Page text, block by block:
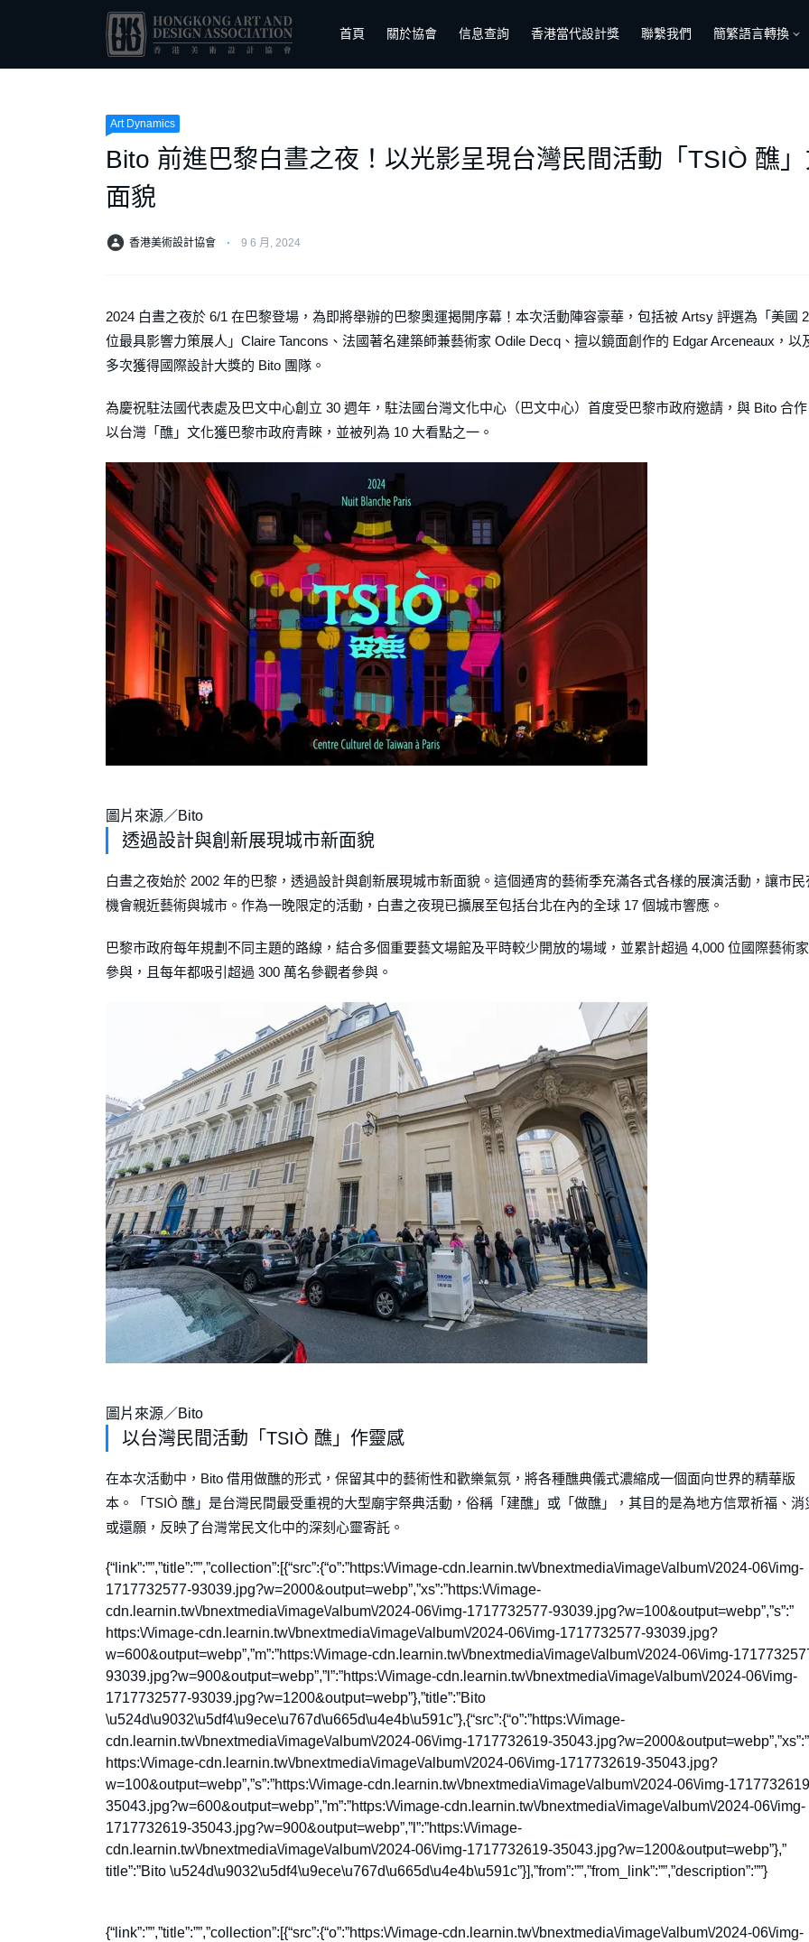
首頁 關於協會 信息查詢 香港當代設計獎 聯繫我們 簡繁語言轉換
Art Dynamics
Bito 前進巴黎白晝之夜！以光影呈現台灣民間活動「TSIÒ 醮
面貌
香港美術設計協會 ⋅ 9 6 月, 2024
2024 白晝之夜於 6/1 在巴黎登場，為即將舉辦的巴黎奧運揭開序幕！本次活動陣容豪華，包括被 Artsy 評選為「美國
位最具影響力策展人」Claire Tancons、法國著名建築師兼藝術家 Odile Decq、擅以鏡面創作的 Edgar Arceneaux，以
多次獲得國際設計大獎的 Bito 團隊。
為慶祝駐法國代表處及巴文中心創立 30 週年，駐法國台灣文化中心（巴文中心）首度受巴黎市政府邀請，與 Bito 合
以台灣「醮」文化獲巴黎市政府青睞，並被列為 10 大看點之一。
圖片來源／Bito
透過設計與創新展現城市新面貌
白晝之夜始於 2002 年的巴黎，透過設計與創新展現城市新面貌。這個通宵的藝術季充滿各式各樣的展演活動，讓市民
機會親近藝術與城市。作為一晚限定的活動，白晝之夜現已擴展至包括台北在內的全球 17 個城市響應。
巴黎市政府每年規劃不同主題的路線，結合多個重要藝文場館及平時較少開放的場域，並累計超過 4,000 位國際藝術家
參與，且每年都吸引超過 300 萬名參觀者參與。
圖片來源／Bito
以台灣民間活動「TSIÒ 醮」作靈感
在本次活動中，Bito 借用做醮的形式，保留其中的藝術性和歡樂氣氛，將各種醮典儀式濃縮成一個面向世界的精華版
本。「TSIÒ 醮」是台灣民間最受重視的大型廟宇祭典活動，俗稱「建醮」或「做醮」，其目的是為地方信眾祈福、消
或還願，反映了台灣常民文化中的深刻心靈寄託。
{“link”:””,”title”:””,”collection”:[{“src”:{“o”:”https:\/\/image-cdn.learnin.tw\/bnextmedia\/image\/album\/2024-06\/img-
1717732577-93039.jpg?w=2000&output=webp”,”xs”:”https:\/\/image-
cdn.learnin.tw\/bnextmedia\/image\/album\/2024-06\/img-1717732577-93039.jpg?w=100&output=webp”,”s”:”
https:\/\/image-cdn.learnin.tw\/bnextmedia\/image\/album\/2024-06\/img-1717732577-93039.jpg?
w=600&output=webp”,”m”:”https:\/\/image-cdn.learnin.tw\/bnextmedia\/image\/album\/2024-06\/img-
93039.jpg?w=900&output=webp”,”l”:”https:\/\/image-cdn.learnin.tw\/bnextmedia\/image\/album\/2024-06\/img-
1717732577-93039.jpg?w=1200&output=webp”},”title”:”Bito
\u524d\u9032\u5df4\u9ece\u767d\u665d\u4e4b\u591c”},{“src”:{“o”:”https:\/\/image-
cdn.learnin.tw\/bnextmedia\/image\/album\/2024-06\/img-1717732619-35043.jpg?w=2000&output=webp”,”xs”:”
https:\/\/image-cdn.learnin.tw\/bnextmedia\/image\/album\/2024-06\/img-1717732619-35043.jpg?
w=100&output=webp”,”s”:”https:\/\/image-cdn.learnin.tw\/bnextmedia\/image\/album\/2024-06\/img-
35043.jpg?w=600&output=webp”,”m”:”https:\/\/image-cdn.learnin.tw\/bnextmedia\/image\/album\/2024-06\/img-
1717732619-35043.jpg?w=900&output=webp”,”l”:”https:\/\/image-
cdn.learnin.tw\/bnextmedia\/image\/album\/2024-06\/img-1717732619-35043.jpg?w=1200&output=webp”},”
title”:”Bito \u524d\u9032\u5df4\u9ece\u767d\u665d\u4e4b\u591c”}],”from”:””,”from_link”:””,”description”:””}
{“link”:””,”title”:””,”collection”:[{“src”:{“o”:”https:\/\/image-cdn.learnin.tw\/bnextmedia\/image\/album\/2024-06\/img-